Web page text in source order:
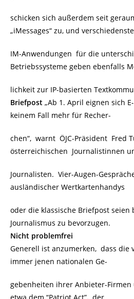
schicken sich außerdem seit
„iMessages“ zu, und verschiedenste
IM-Anwendungen für die
Betriebssysteme geben ebenfalls
lichkeit zur IP-basierten
Briefpost „Ab 1. April eignen sich
keinem Fall mehr für Recher-
chen“, warnt ÖJC-Präsident Fred
österreichischen Journalistinnen
Journalisten. Vier-Augen-
ausländischer Wertkartenhandys
oder die klassische Briefpost seien
Journalismus zu bevorzugen.
Nicht problemfrei
Generell ist anzumerken, dass die
immer jenen nationalen Ge-
gebenheiten ihrer Anbieter-Firmen